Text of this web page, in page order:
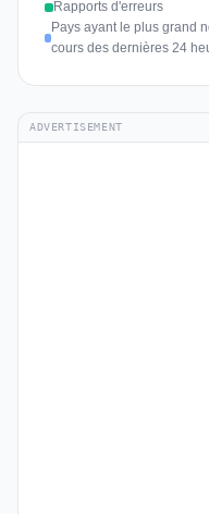
Rapports d'erreurs
Pays ayant le plus grand
cours des dernières 24
ADVERTISEMENT